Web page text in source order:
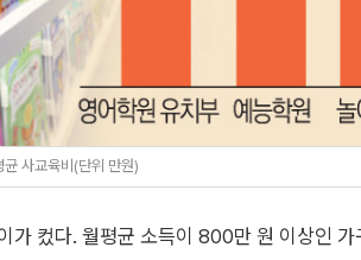
사교육비(단위 만원)
가 컸다. 월평균 소득이 800만 원 이상인